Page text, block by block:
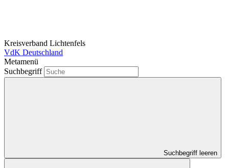
Kreisverband Lichtenfels
VdK Deutschland
Metamenü
Suchbegriff
Suchbegriff leeren